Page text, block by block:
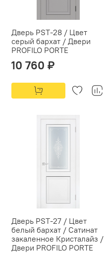
Дверь PST-28 / Цвет
серый бархат / Двери
PROFILO PORTE
10 760 ₽
Дверь PST-27 / Цвет
белый бархат / Сатинат
закаленное Кристалайз /
Двери PROFILO PORTE